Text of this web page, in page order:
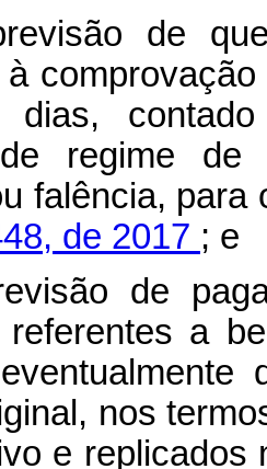
de
dias,
regime de
falência,
de 2017 ; e
de
referentes a
nos
e